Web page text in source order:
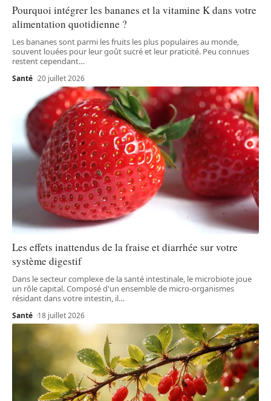
Pourquoi intégrer les bananes et la vitamine K dans votre
alimentation quotidienne ?
Les bananes sont parmi les fruits les plus populaires au monde,
souvent louées pour leur goût sucré et leur praticité. Peu connues
restent cependant…
Santé 20 juillet 2026
Les effets inattendus de la fraise et diarrhée sur votre
système digestif
Dans le secteur complexe de la santé intestinale, le microbiote joue
un rôle capital. Composé d'un ensemble de micro-organismes
résidant dans votre intestin, il…
Santé 18 juillet 2026